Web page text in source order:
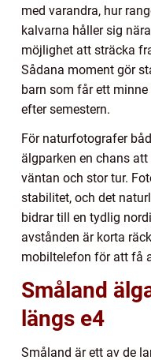
med varandra, hur
kalvarna håller sig
möjlighet att sträcka
Sådana moment gör
barn som får ett
efter semestern.
För naturfotografer
älgparken en chans
väntan och stor tur.
stabilitet, och det
bidrar till en tydlig
avstånden är korta
mobiltelefon för att få
Småland
längs e4
Småland är ett av de